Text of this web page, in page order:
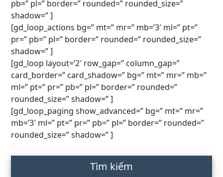
pb=” pl=” border=” rounded=” rounded_size=”
shadow=” ]
[gd_loop_actions bg=” mt=” mr=” mb=’3′ ml=” pt=”
pr=” pb=” pl=” border=” rounded=” rounded_size=”
shadow=” ]
[gd_loop layout=’2′ row_gap=” column_gap=”
card_border=” card_shadow=” bg=” mt=” mr=” mb=”
ml=” pt=” pr=” pb=” pl=” border=” rounded=”
rounded_size=” shadow=” ]
[gd_loop_paging show_advanced=” bg=” mt=” mr=”
mb=’3′ ml=” pt=” pr=” pb=” pl=” border=” rounded=”
rounded_size=” shadow=” ]
Primary
Tìm kiếm